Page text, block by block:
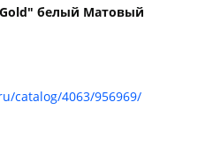
белый Матовый
catalog/4063/956969/
раз в 2 недели